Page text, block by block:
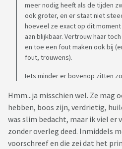
meer nodig heeft als de tijden
ook groter, en er staat niet
hoeveel ze exact op dit
aan blijkbaar. Vertrouw haar
en toe een fout maken ook bij
fout, trouwens).
Iets minder er bovenop zitten
Hmm...ja misschien wel. Ze mag
hebben, boos zijn, verdrietig,
was slim bedacht, maar ik viel er
zonder overleg deed. Inmiddels
voorschreef en die zei dat het